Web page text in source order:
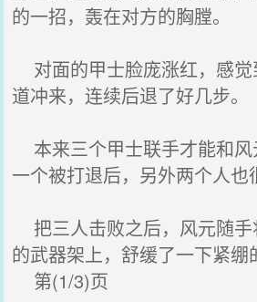
的一招，轰在对方的胸膛。
对面的甲士脸庞涨红，感觉
道冲来，连续后退了好几步。
本来三个甲士联手才能和风
一个被打退后，另外两个人也
把三人击败之后，风元随手
的武器架上，舒缓了一下紧绷
第(1/3)页